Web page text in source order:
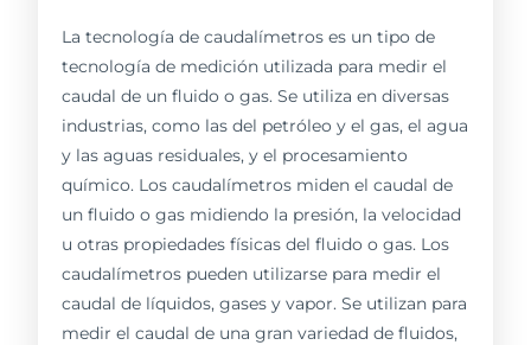
La tecnología de caudalímetros es un tipo de
tecnología de medición utilizada para medir el
caudal de un fluido o gas. Se utiliza en diversas
industrias, como las del petróleo y el gas, el agua
y las aguas residuales, y el procesamiento
químico. Los caudalímetros miden el caudal de
un fluido o gas midiendo la presión, la velocidad
u otras propiedades físicas del fluido o gas. Los
caudalímetros pueden utilizarse para medir el
caudal de líquidos, gases y vapor. Se utilizan para
medir el caudal de una gran variedad de fluidos,